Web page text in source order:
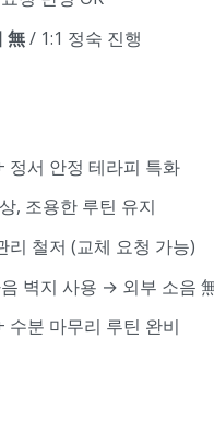
無/ 1:1 정숙 진행
정서 안정 테라피 특화
, 조용한 루틴 유지
리 철저 (교체 요청 가능)
벽지 사용 → 외부 소음
수분 마무리 루틴 완비